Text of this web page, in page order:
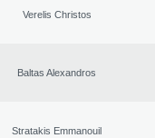
Verelis Christos
Baltas Alexandros
Stratakis Emmanouil